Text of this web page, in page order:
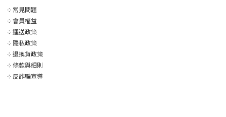
༶ 常見問題
༶會員權益
༶運送政策
༶ 隱私政策
༶退換貨政策
༶條款與細則
༶ 反詐騙宣導